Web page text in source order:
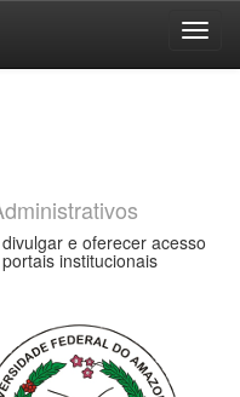
e oferecer acesso
institucionais